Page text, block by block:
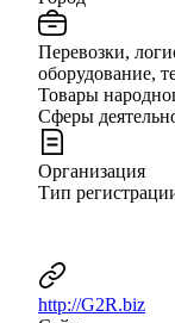
Перевозки,
оборудование,
Товары
Сферы
Организация
Тип
http://G2R.biz